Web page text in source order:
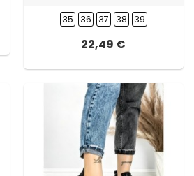
35 36 37 38 39
22,49 €